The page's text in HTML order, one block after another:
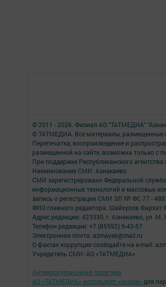
© 2011 - 2026. Филиал АО "ТАТМЕДИА"
© ТАТМЕДИА. Все материалы, размещенные
Перепечатка, воспроизведение и
размещенной на сайте, возможна только с
При поддержке Республиканского
Наименование СМИ: Азнакаево
СМИ зарегистрировано Федеральной
информационных технологий и массовых
запись о регистрации СМИ ЭЛ № ФС 77 -
ФИО главного редактора: Шайхулов Фархат
Адрес редакции: 423330, г. Азнакаево, ул. М.
Телефон редакции: +7 (85592) 9-43-57
Электронная почта: azmayak@mail.ru
О фактах коррупции сообщайте на e-mail:
Учредитель СМИ: АО «ТАТМЕДИА»
Антикоррупционная политика
АО «ТАТМЕДИА» использует «cookie» для